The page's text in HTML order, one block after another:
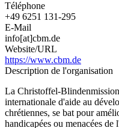
Téléphone
+49 6251 131-295
E-Mail
info[at]cbm.de
Website/URL
https://www.cbm.de
Description de l'organisation
La Christoffel-
internationale d'aide au
chrétiennes, se bat pour
handicapées ou menacées